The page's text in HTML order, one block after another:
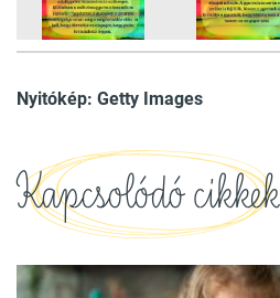
Nyitókép: Getty Images
Kapcsolódó cikkek